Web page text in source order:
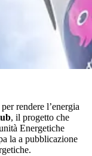
rendere l’energia
, il progetto che
Energetiche
la a pubblicazione